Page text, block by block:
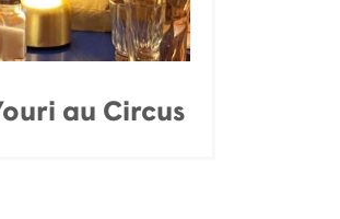
au Circus